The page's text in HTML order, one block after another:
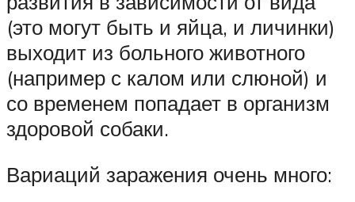
(это могут быть и яйца, и личинки)
выходит из больного животного
(например с калом или слюной) и
со временем попадает в организм
здоровой собаки.
Вариаций заражения очень много: